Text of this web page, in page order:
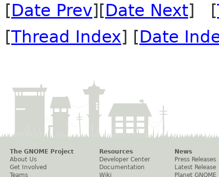
[Date Prev][Date Next] [
[Thread Index] [Date
The GNOME Project
About Us
Get Involved
Teams
Resources
Developer Center
Documentation
Wiki
News
Press Releases
Latest Release
Planet GNOME